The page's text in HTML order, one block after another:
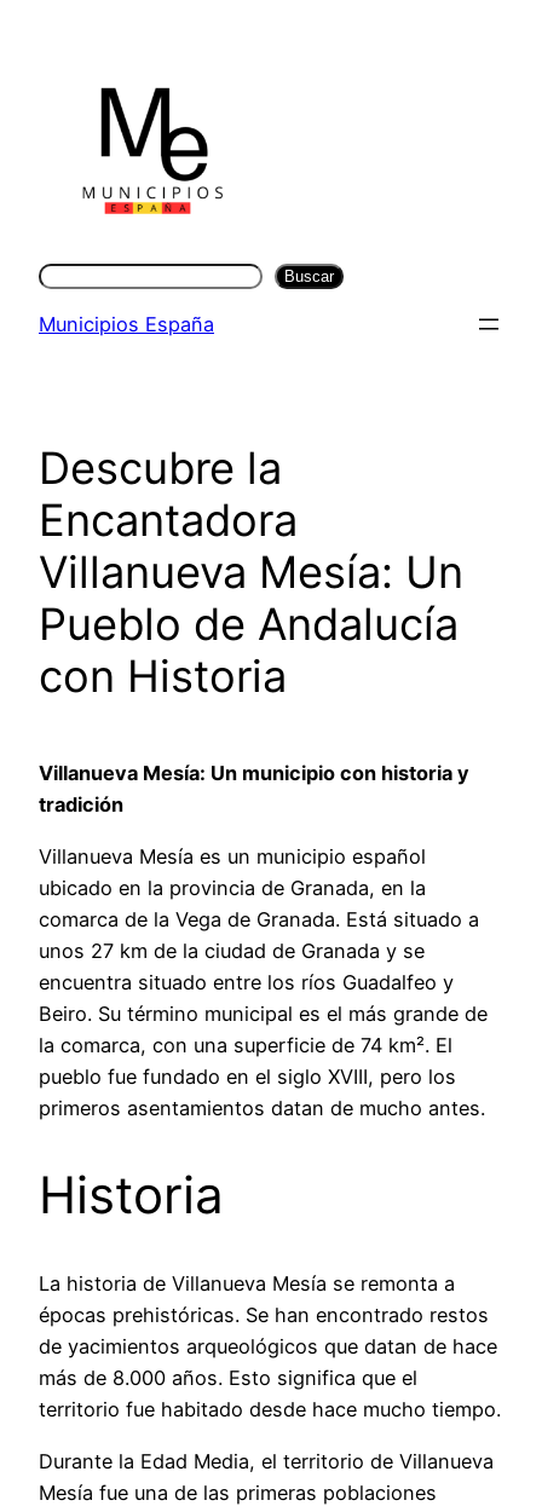
contenido
Buscar Buscar
Municipios España
Descubre la
Encantadora
Villanueva Mesía: Un
Pueblo de Andalucía
con Historia
Villanueva Mesía: Un municipio con historia y
tradición
Villanueva Mesía es un municipio español
ubicado en la provincia de Granada, en la
comarca de la Vega de Granada. Está situado a
unos 27 km de la ciudad de Granada y se
encuentra situado entre los ríos Guadalfeo y
Beiro. Su término municipal es el más grande de
la comarca, con una superficie de 74 km². El
pueblo fue fundado en el siglo XVIII, pero los
primeros asentamientos datan de mucho antes.
Historia
La historia de Villanueva Mesía se remonta a
épocas prehistóricas. Se han encontrado restos
de yacimientos arqueológicos que datan de hace
más de 8.000 años. Esto significa que el
territorio fue habitado desde hace mucho tiempo.
Durante la Edad Media, el territorio de Villanueva
Mesía fue una de las primeras poblaciones